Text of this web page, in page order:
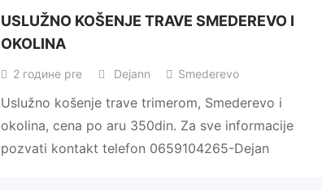
USLUŽNO KOŠENJE TRAVE SMEDEREVO I
OKOLINA
2 године pre Dejann Smederevo
Uslužno košenje trave trimerom, Smederevo i
okolina, cena po aru 350din. Za sve informacije
pozvati kontakt telefon 0659104265-Dejan